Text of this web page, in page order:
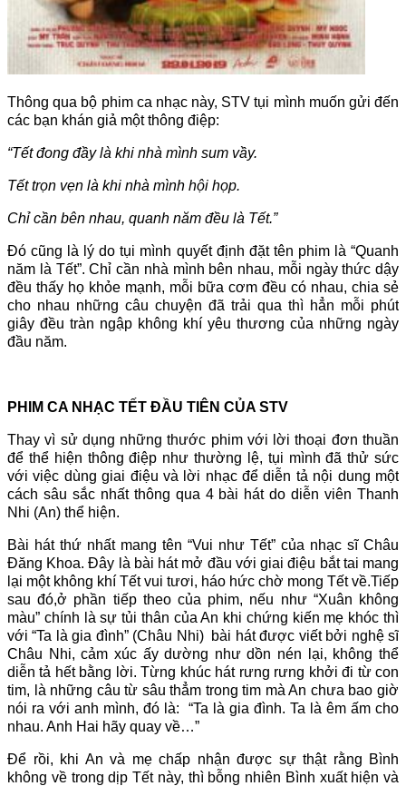
Thông qua bộ phim ca nhạc này, STV tụi mình muốn gửi đến
các bạn khán giả một thông điệp:
“Tết đong đầy là khi nhà mình sum vầy.
Tết trọn vẹn là khi nhà mình hội họp.
Chỉ cần bên nhau, quanh năm đều là Tết.”
Đó cũng là lý do tụi mình quyết định đặt tên phim là “Quanh
năm là Tết”. Chỉ cần nhà mình bên nhau, mỗi ngày thức dậy
đều thấy họ khỏe mạnh, mỗi bữa cơm đều có nhau, chia sẻ
cho nhau những câu chuyện đã trải qua thì hẳn mỗi phút
giây đều tràn ngập không khí yêu thương của những ngày
đầu năm.
PHIM CA NHẠC TẾT ĐẦU TIÊN CỦA STV
Thay vì sử dụng những thước phim với lời thoại đơn thuần
để thể hiện thông điệp như thường lệ, tụi mình đã thử sức
với việc dùng giai điệu và lời nhạc để diễn tả nội dung một
cách sâu sắc nhất thông qua 4 bài hát do diễn viên Thanh
Nhi (An) thể hiện.
Bài hát thứ nhất mang tên “Vui như Tết” của nhạc sĩ Châu
Đăng Khoa. Đây là bài hát mở đầu với giai điệu bắt tai mang
lại một không khí Tết vui tươi, háo hức chờ mong Tết về.Tiếp
sau đó,ở phần tiếp theo của phim, nếu như “Xuân không
màu” chính là sự tủi thân của An khi chứng kiến mẹ khóc thì
với “Ta là gia đình” (Châu Nhi) bài hát được viết bởi nghệ sĩ
Châu Nhi, cảm xúc ấy dường như dồn nén lại, không thể
diễn tả hết bằng lời. Từng khúc hát rưng rưng khởi đi từ con
tim, là những câu từ sâu thẳm trong tim mà An chưa bao giờ
nói ra với anh mình, đó là: “Ta là gia đình. Ta là êm ấm cho
nhau. Anh Hai hãy quay về…”
Để rồi, khi An và mẹ chấp nhận được sự thật rằng Bình
không về trong dịp Tết này, thì bỗng nhiên Bình xuất hiện và